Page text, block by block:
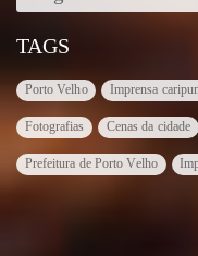
TAGS
Porto Velho Imprensa
Fotografias Cenas da cidade
Prefeitura de Porto Velho